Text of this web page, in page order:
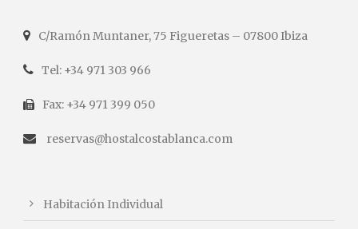
C/Ramón Muntaner, 75 Figueretas – 07800 Ibiza
Tel: +34 971 303 966
Fax: +34 971 399 050
reservas@hostalcostablanca.com
Habitación Individual